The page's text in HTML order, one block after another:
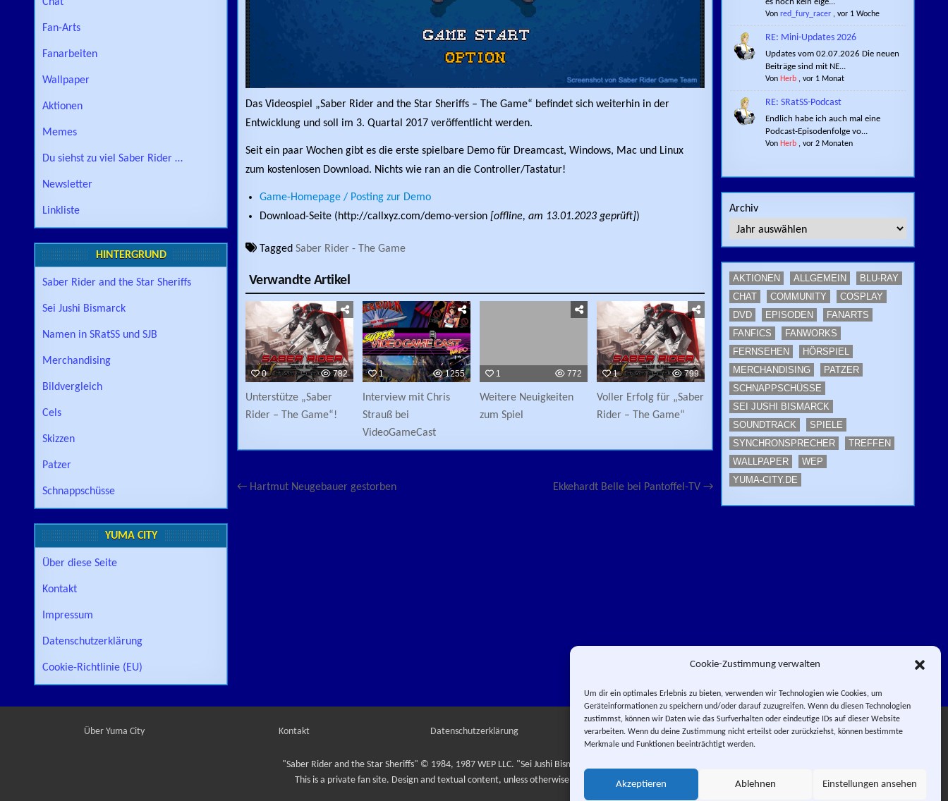
Cookie-Zustimmung verwalten
Um dir ein optimales Erlebnis zu bieten, verwenden wir Technologien wie Cookies, um
Geräteinformationen zu speichern und/oder darauf zuzugreifen. Wenn du diesen Technologien
zustimmst, können wir Daten wie das Surfverhalten oder eindeutige IDs auf dieser Website
verarbeiten. Wenn du deine Zustimmung nicht erteilst oder zurückziehst, können bestimmte
Merkmale und Funktionen beeinträchtigt werden.
Akzeptieren Ablehnen Einstellungen ansehen
Das Videospiel „Saber Rider and the Star Sheriffs – The Game“ befindet sich weiterhin in der
Entwicklung und soll im 3. Quartal 2017 veröffentlicht werden.
Seit ein paar Wochen gibt es die erste spielbare Demo für Dreamcast, Windows, Mac und Linux
zum kostenlosen Download. Nichts wie ran an die Controller/Tastatur!
Game-Homepage / Posting zur Demo
Download-Seite (http://callxyz.com/demo-version [offline, am 13.01.2023 geprüft])
Tagged Saber Rider - The Game
Verwandte Artikel
0 782
Unterstütze „Saber
Rider – The Game“!
1 1255
Interview mit Chris
Strauß bei
VideoGameCast
1 772
Weitere Neuigkeiten
zum Spiel
1 799
Voller Erfolg für „Saber
Rider – The Game“
Beitragsnavigation Ekkehardt Belle bei Pantoffel-TV →
← Hartmut Neugebauer gestorben
Chat
Fan-Arts
Fanarbeiten
Wallpaper
Aktionen
Memes
Du siehst zu viel Saber Rider …
Newsletter
Linkliste
HINTERGRUND
Saber Rider and the Star Sheriffs
Sei Jushi Bismarck
Namen in SRatSS und SJB
Merchandising
Bildvergleich
Cels
Skizzen
Patzer
Schnappschüsse
YUMA CITY
Über diese Seite
Kontakt
Impressum
Datenschutzerklärung
Cookie-Richtlinie (EU)
Von red_fury_racer, vor 1 Woche
RE: Mini-Updates 2026
Updates vom 02.07.2026 Die neuen
Beiträge sind mit NE...
Von Herb, vor 1 Monat
RE: SRatSS-Podcast
Endlich habe ich auch mal eine
Podcast-Episodenfolge vo...
Von Herb, vor 2 Monaten
Archiv
AKTIONEN ALLGEMEIN
BLU-RAY
CHAT
COMMUNITY
COSPLAY
DVD
EPISODEN
FANARTS
FANFICS
FANWORKS
FERNSEHEN
HÖRSPIEL
MERCHANDISING
PATZER
SCHNAPPSCHÜSSE
SEI JUSHI BISMARCK
SOUNDTRACK
SPIELE
SYNCHRONSPRECHER
TREFFEN
WALLPAPER
WEP
YUMA-CITY.DE
Über Yuma City Kontakt Datenschutzerklärung Impressum Facebook
Instagram
E-Mail
RSS-Feed
"Saber Rider and the Star Sheriffs" © 1984, 1987 WEP LLC. "Sei Jushi Bismarck" © 1984 PIERROT.
This is a private fan site. Design and textual content, unless otherwise stated, © Yuma City.